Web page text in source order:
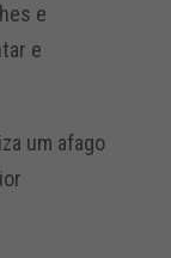
e
e
um afago